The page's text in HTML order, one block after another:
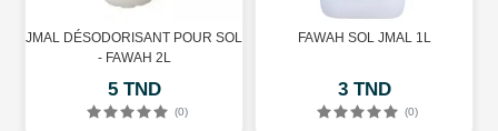
JMAL DÉSODORISANT POUR SOL
- FAWAH 2L
5 TND
(0)
FAWAH SOL JMAL 1L
3 TND
(0)